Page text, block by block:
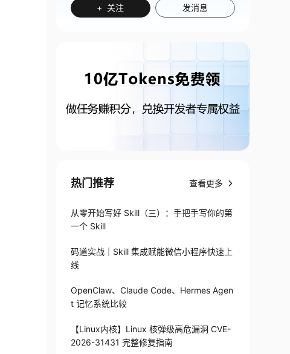
+ 关注 发消息
热门推荐 查看更多
从零开始写好 Skill（三）：手把手写你的第
一个 Skill
码道实战｜Skill 集成赋能微信小程序快速上
线
OpenClaw、Claude Code、Hermes Agen
t 记忆系统比较
【Linux内核】Linux 核弹级高危漏洞 CVE-
2026-31431 完整修复指南